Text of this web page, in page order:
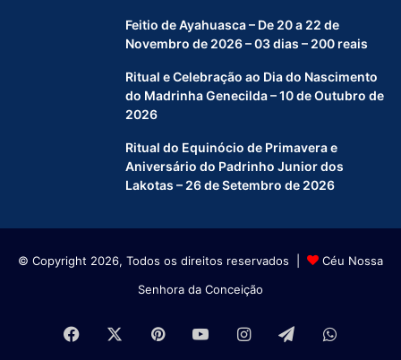
Feitio de Ayahuasca – De 20 a 22 de
Novembro de 2026 – 03 dias – 200 reais
Ritual e Celebração ao Dia do Nascimento
do Madrinha Genecilda – 10 de Outubro de
2026
Ritual do Equinócio de Primavera e
Aniversário do Padrinho Junior dos
Lakotas – 26 de Setembro de 2026
© Copyright 2026, Todos os direitos reservados |
Céu Nossa
Senhora da Conceição
Facebook PinterestYouTubeInstagramTelegram